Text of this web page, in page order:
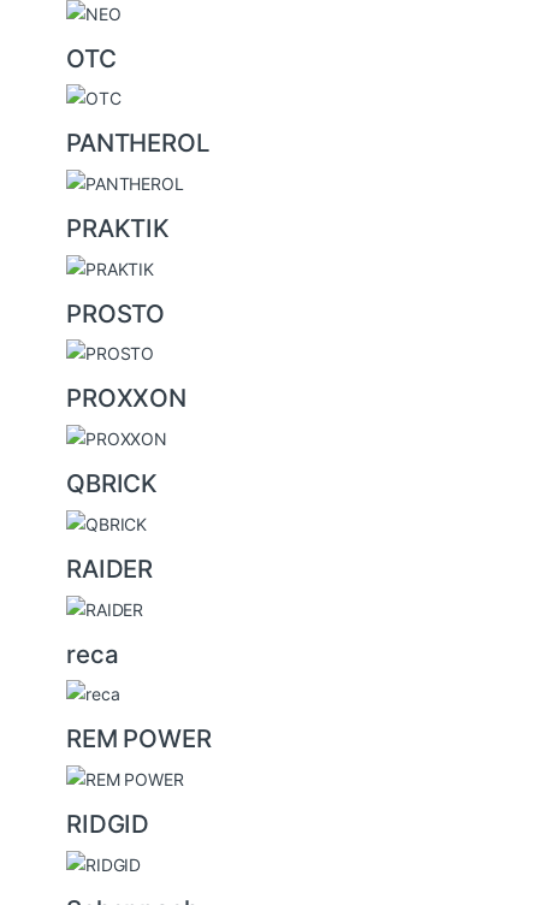
OTC
PANTHEROL
PRAKTIK
PROSTO
PROXXON
QBRICK
RAIDER
reca
REM POWER
RIDGID